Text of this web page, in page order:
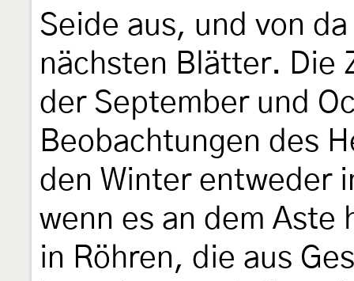
Seide aus, und von
nächsten Blätter. Die
der September und
Beobachtungen des
den Winter entweder
wenn es an dem
in Röhren, die aus